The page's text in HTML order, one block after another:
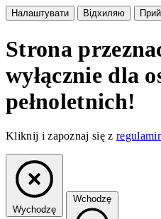
Налаштувати Відхиляю
Strona
wyłącznie dla
pełnoletnich!
Kliknij i zapoznaj się z
Wychodzę
Wchodzę